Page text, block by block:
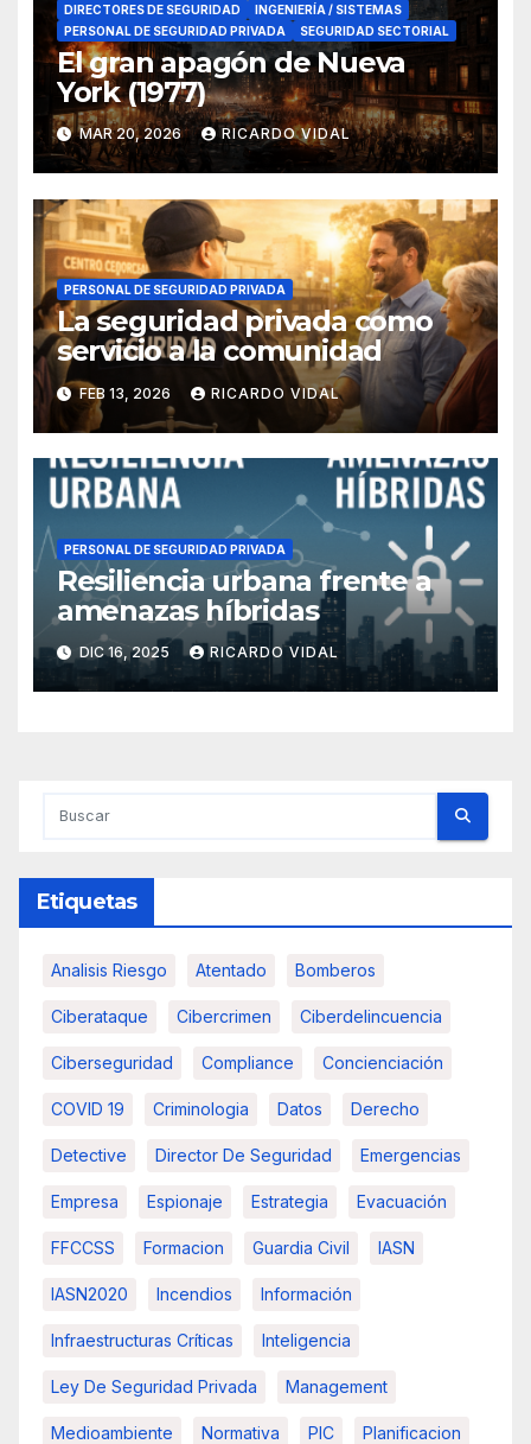
DIRECTORES DE SEGURIDAD
INGENIERÍA / SISTEMAS
PERSONAL DE SEGURIDAD PRIVADA
SEGURIDAD SECTORIAL
El gran apagón de Nueva
York (1977)
MAR 20, 2026 RICARDO VIDAL
PERSONAL DE SEGURIDAD PRIVADA
La seguridad privada como
servicio a la comunidad
FEB 13, 2026 RICARDO VIDAL
PERSONAL DE SEGURIDAD PRIVADA
Resiliencia urbana frente a
amenazas híbridas
DIC 16, 2025 RICARDO VIDAL
Etiquetas
Analisis Riesgo Atentado Bomberos
Ciberataque Cibercrimen Ciberdelincuencia
Ciberseguridad Compliance Concienciación
COVID 19 Criminologia Datos Derecho
Detective Director De Seguridad Emergencias
Empresa Espionaje Estrategia Evacuación
FFCCSS Formacion Guardia Civil IASN
IASN2020 Incendios Información
Infraestructuras Críticas Inteligencia
Ley De Seguridad Privada Management
Medioambiente Normativa PIC Planificacion